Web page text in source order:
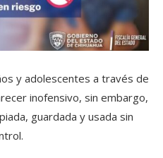
y adolescentes a través de
inofensivo, sin embargo,
guardada y usada sin